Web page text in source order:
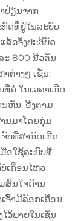
ປ່ຽນຈາກ
ດທີ່ຢູ່ໃນລະບົບ
ລ້ວຈຶ່ງປະຕິບັດ
ະ 800 ນີວຕັນ
ຕ່າງໆ ເຊັ່ນ:
ຄໍ ໃນເວລາເກີດ
ຫັນ. ອີງຕາມ
ນມາໂດຍກຸ່ມ
ຈັບທີ່ສາກົດເກີດ
ອໃຊ້ລະບົບທີ່
ເຄື່ອນໄຫວ
ສົນໃຈດ້ານ
ຈົ້າມີລັອກເຄື່ອນ
ວ້ພາຍໃນເຊັ່ນ